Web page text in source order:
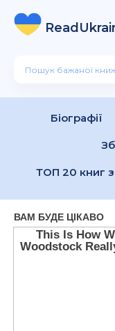
Біографії
ТОП 20 книг